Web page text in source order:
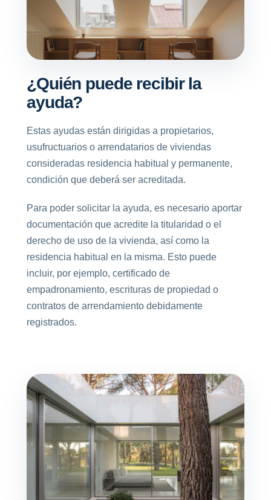
¿Quién puede recibir la
ayuda?
Estas ayudas están dirigidas a propietarios,
usufructuarios o arrendatarios de viviendas
consideradas residencia habitual y permanente,
condición que deberá ser acreditada.
Para poder solicitar la ayuda, es necesario aportar
documentación que acredite la titularidad o el
derecho de uso de la vivienda, así como la
residencia habitual en la misma. Esto puede
incluir, por ejemplo, certificado de
empadronamiento, escrituras de propiedad o
contratos de arrendamiento debidamente
registrados.